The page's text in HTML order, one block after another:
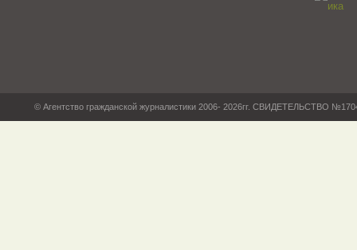
© Агентство гражданской журналистики 2006- 2026гг. СВИДЕТЕЛЬСТВО